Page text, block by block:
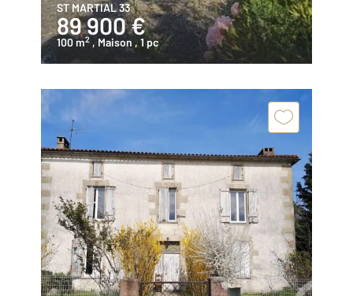
ST MARTIAL 33
89 900 €
100 m2 , Maison , 1 pc